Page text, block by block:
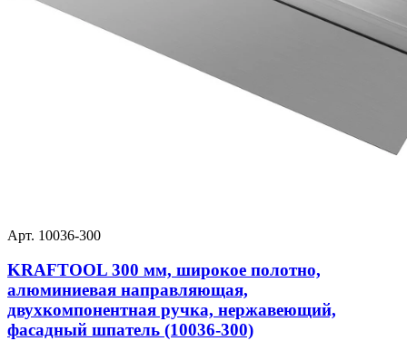
Арт. 10036-300
KRAFTOOL 300 мм, широкое полотно,
алюминиевая направляющая,
двухкомпонентная ручка, нержавеющий,
фасадный шпатель (10036-300)